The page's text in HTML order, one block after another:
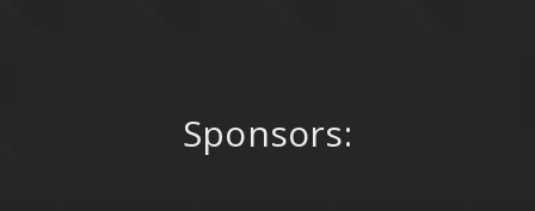
Sponsors: